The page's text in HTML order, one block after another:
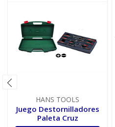
HANS TOOLS
Juego Destornilladores
Paleta Cruz